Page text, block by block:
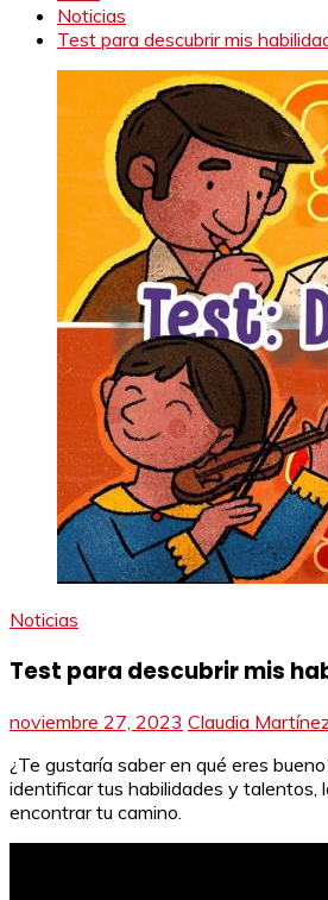
Noticias
Test para descubrir mis
Noticias
Test para descubrir mis
noviembre 27, 2023 Claudia
¿Te gustaría saber en qué eres
identificar tus habilidades y talentos,
encontrar tu camino.